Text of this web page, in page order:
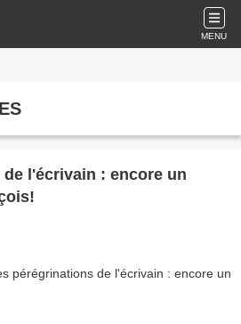
MENU
l'écrivain : encore un